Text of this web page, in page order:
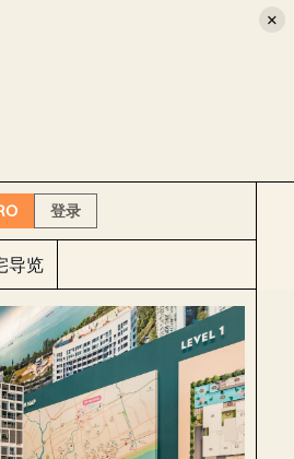
×
登录
导览